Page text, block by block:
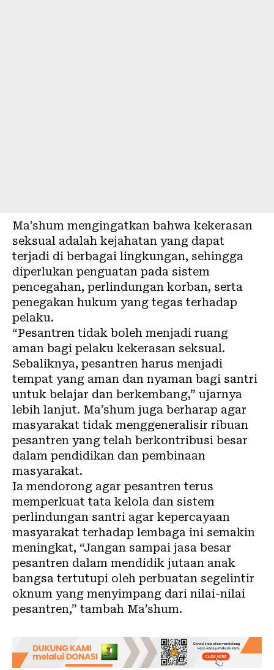
Ma’shum mengingatkan bahwa kekerasan
seksual adalah kejahatan yang dapat
terjadi di berbagai lingkungan, sehingga
diperlukan penguatan pada sistem
pencegahan, perlindungan korban, serta
penegakan hukum yang tegas terhadap
pelaku.
“Pesantren tidak boleh menjadi ruang
aman bagi pelaku kekerasan seksual.
Sebaliknya, pesantren harus menjadi
tempat yang aman dan nyaman bagi santri
untuk belajar dan berkembang,” ujarnya
lebih lanjut. Ma’shum juga berharap agar
masyarakat tidak menggeneralisir ribuan
pesantren yang telah berkontribusi besar
dalam pendidikan dan pembinaan
masyarakat.
Ia mendorong agar pesantren terus
memperkuat tata kelola dan sistem
perlindungan santri agar kepercayaan
masyarakat terhadap lembaga ini semakin
meningkat, “Jangan sampai jasa besar
pesantren dalam mendidik jutaan anak
bangsa tertutupi oleh perbuatan segelintir
oknum yang menyimpang dari nilai-nilai
pesantren,” tambah Ma’shum.